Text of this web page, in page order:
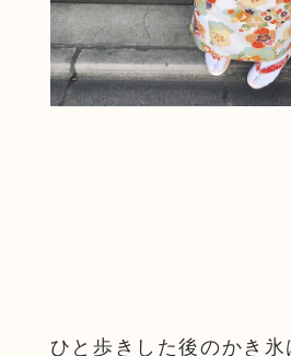
ひと歩きした後のかき